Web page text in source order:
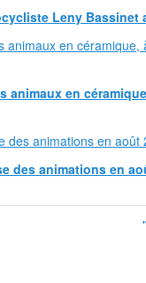
Leny Bassinet
animaux en
des animations en